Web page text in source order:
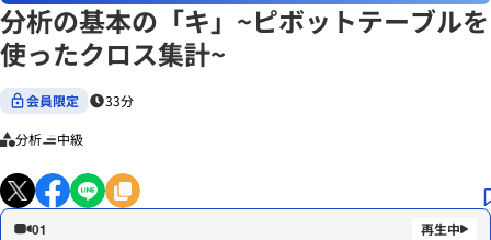
分析の基本の「キ」~ピボットテーブルを
使ったクロス集計~
会員限定 33分
分析 中級
01